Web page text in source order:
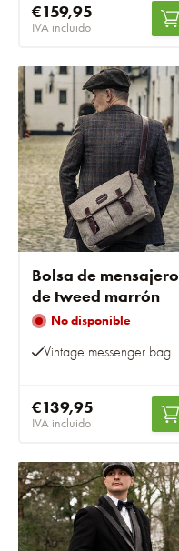
€159,95
IVA incluido
Bolsa de mensajero
de tweed marrón
No disponible
Vintage messenger bag
€139,95
IVA incluido